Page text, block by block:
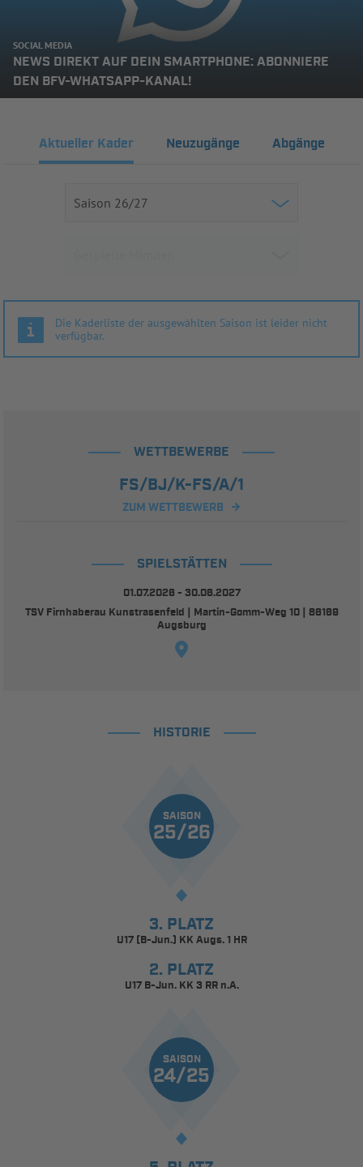
SOCIAL MEDIA
NEWS DIREKT AUF DEIN SMARTPHONE: ABONNIERE
DEN BFV-WHATSAPP-KANAL!
Aktueller Kader Neuzugänge Abgänge
Die Kaderliste der ausgewählten Saison ist leider nicht
verfügbar.
WETTBEWERBE
FS/BJ/K-FS/A/1
ZUM WETTBEWERB
SPIELSTÄTTEN
01.07.2026 - 30.06.2027
TSV Firnhaberau Kunstrasenfeld | Martin-Gomm-Weg 10 | 86169
Augsburg
HISTORIE
SAISON
25/26
3. PLATZ
U17 (B-Jun.) KK Augs. 1 HR
2. PLATZ
U17 B-Jun. KK 3 RR n.A.
SAISON
24/25